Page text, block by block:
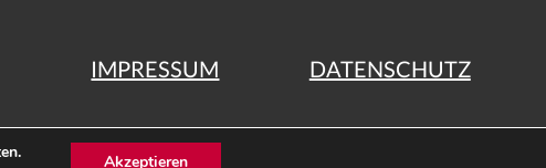
IMPRESSUM DATENSCHUTZ
2026
Akzeptieren